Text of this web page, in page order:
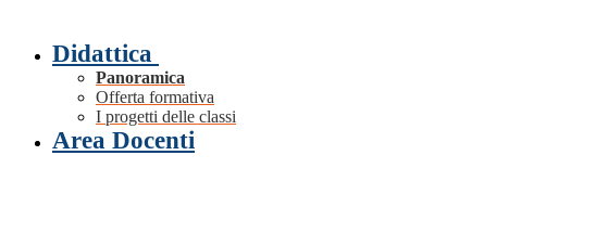
Didattica
Panoramica
Offerta formativa
I progetti delle classi
Area Docenti